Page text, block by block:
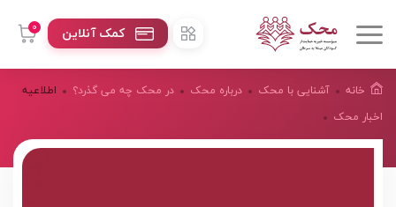
0 کمک آنلاین
خانه آشنایی با محک درباره محک
در محک چه می گذرد؟
اخبار محک
اطلاعیه